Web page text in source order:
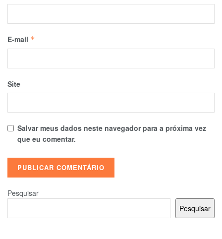
E-mail *
Site
Salvar meus dados neste navegador para a próxima vez
que eu comentar.
Pesquisar
Pesquisar